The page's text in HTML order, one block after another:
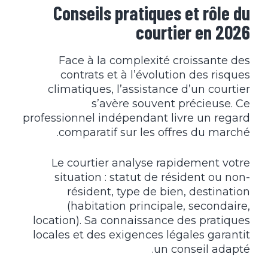
Conseils pratiques et rôle du
courtier en 2026
Face à la complexité croissante des
contrats et à l’évolution des risques
climatiques, l’assistance d’un courtier
s’avère souvent précieuse. Ce
professionnel indépendant livre un regard
comparatif sur les offres du marché.
Le courtier analyse rapidement votre
situation : statut de résident ou non-
résident, type de bien, destination
(habitation principale, secondaire,
location). Sa connaissance des pratiques
locales et des exigences légales garantit
un conseil adapté.